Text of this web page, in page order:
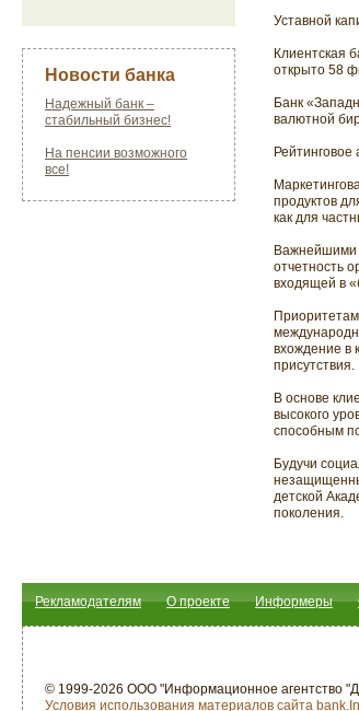
Новости банка
Надежный банк –
стабильный бизнес!
На пенсии возможного
все!
Уставной
Клиентская
открыто 58
Банк
валютной
Рейтинговое
продуктов
как для
Важнейшими
отчетность
входящей в
вхождение в
присутствия.
В основе
высокого
способным
Будучи
детской
поколения.
Рекламодателям О проекте Информеры
© 1999-2026 ООО "Информационное агентство
Условия использования материалов сайта